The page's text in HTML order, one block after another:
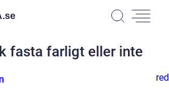
se
fasta farligt eller inte